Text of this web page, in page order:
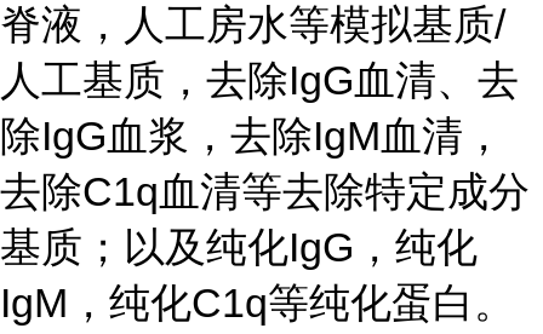
脊液，人工房水等模拟基质/
人工基质，去除IgG血清、去
除IgG血浆，去除IgM血清，
去除C1q血清等去除特定成分
基质；以及纯化IgG，纯化
IgM，纯化C1q等纯化蛋白。